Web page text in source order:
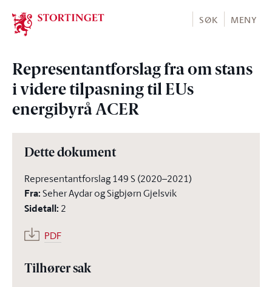
Stortinget.no
SØK MENY
Representantforslag fra om stans
i videre tilpasning til EUs
energibyrå ACER
Dette dokument
Representantforslag 149 S (2020–2021)
Fra:Seher Aydar og Sigbjørn Gjelsvik
Sidetall: 2
PDF
Tilhører sak